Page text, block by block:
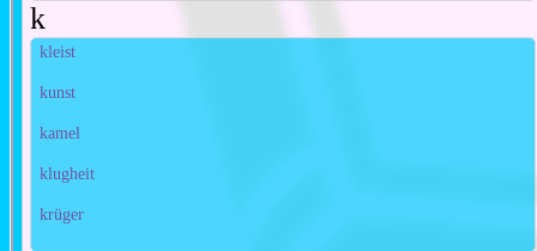
k
kleist
kunst
kamel
klugheit
krüger